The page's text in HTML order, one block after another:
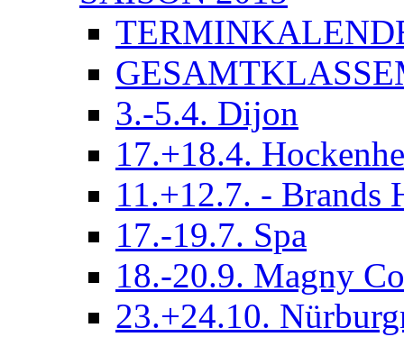
3.-5.4. Dijon
17.+18.4.
11.+12.7. - Brands
17.-19.7. Spa
18.-20.9. Magny
23.+24.10.